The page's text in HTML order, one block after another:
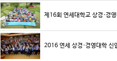
제16회 연세대학교 상경·경
2016 연세 상경·경영대학 신